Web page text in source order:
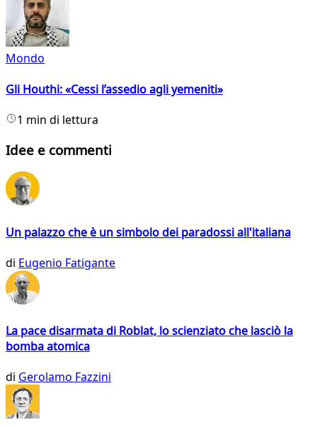
Mondo
Gli Houthi: «Cessi l’assedio agli yemeniti»
1 min di lettura
Idee e commenti
Un palazzo che è un simbolo dei paradossi all'italiana
di Eugenio Fatigante
La pace disarmata di Roblat, lo scienziato che lasciò la
bomba atomica
di Gerolamo Fazzini